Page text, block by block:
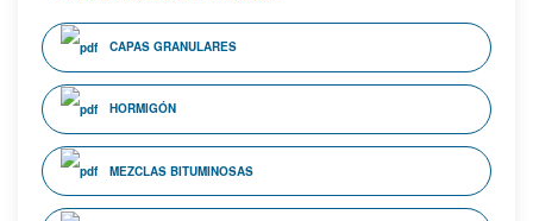
CAPAS GRANULARES
HORMIGÓN
MEZCLAS BITUMINOSAS